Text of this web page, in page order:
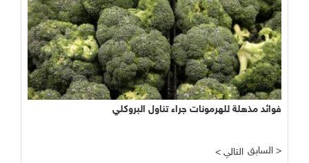
فوائد مذهلة للهرمونات جراء تناول البروكلي
< التالي السابق >